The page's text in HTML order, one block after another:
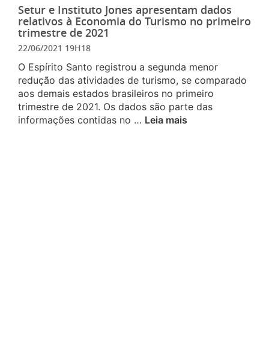
Setur e Instituto Jones apresentam dados
relativos à Economia do Turismo no primeiro
trimestre de 2021
22/06/2021 19H18
O Espírito Santo registrou a segunda menor
redução das atividades de turismo, se comparado
aos demais estados brasileiros no primeiro
trimestre de 2021. Os dados são parte das
informações contidas no … Leia mais